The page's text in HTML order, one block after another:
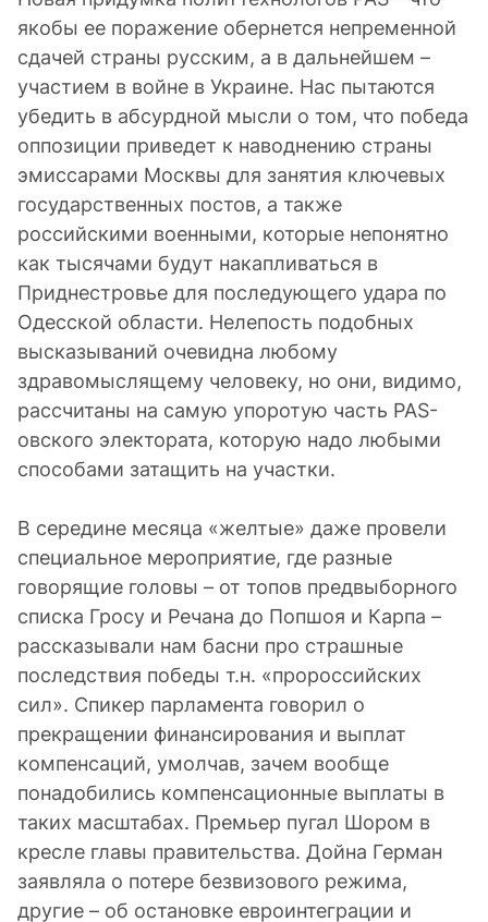
якобы ее поражение обернется непременной
сдачей страны русским, а в дальнейшем –
участием в войне в Украине. Нас пытаются
убедить в абсурдной мысли о том, что победа
оппозиции приведет к наводнению страны
эмиссарами Москвы для занятия ключевых
государственных постов, а также
российскими военными, которые непонятно
как тысячами будут накапливаться в
Приднестровье для последующего удара по
Одесской области. Нелепость подобных
высказываний очевидна любому
здравомыслящему человеку, но они, видимо,
рассчитаны на самую упоротую часть PAS-
овского электората, которую надо любыми
способами затащить на участки.
В середине месяца «желтые» даже провели
специальное мероприятие, где разные
говорящие головы – от топов предвыборного
списка Гросу и Речана до Попшоя и Карпа –
рассказывали нам басни про страшные
последствия победы т.н. «пророссийских
сил». Спикер парламента говорил о
прекращении финансирования и выплат
компенсаций, умолчав, зачем вообще
понадобились компенсационные выплаты в
таких масштабах. Премьер пугал Шором в
кресле главы правительства. Дойна Герман
заявляла о потере безвизового режима,
другие – об остановке евроинтеграции и